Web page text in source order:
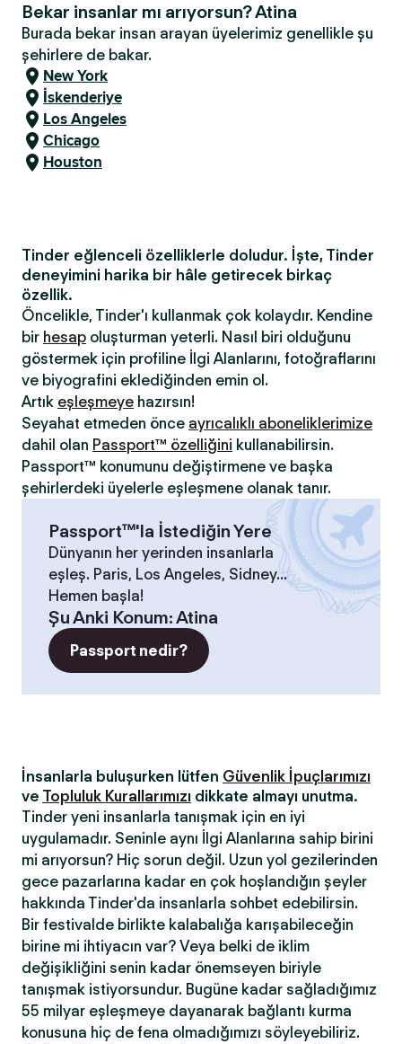
Bekar insanlar mı arıyorsun? Atina
Burada bekar insan arayan üyelerimiz genellikle şu
şehirlere de bakar.
New York
İskenderiye
Los Angeles
Chicago
Houston
Tinder eğlenceli özelliklerle doludur. İşte, Tinder
deneyimini harika bir hâle getirecek birkaç
özellik.
Öncelikle, Tinder'ı kullanmak çok kolaydır. Kendine
bir hesap oluşturman yeterli. Nasıl biri olduğunu
göstermek için profiline İlgi Alanlarını, fotoğraflarını
ve biyografini eklediğinden emin ol.
Artık eşleşmeye hazırsın!
Seyahat etmeden önce ayrıcalıklı aboneliklerimize
dahil olan Passport™ özelliğini kullanabilirsin.
Passport™ konumunu değiştirmene ve başka
şehirlerdeki üyelerle eşleşmene olanak tanır.
Passport™'la İstediğin Yere
Dünyanın her yerinden insanlarla
eşleş. Paris, Los Angeles, Sidney...
Hemen başla!
Şu Anki Konum:Atina
Passport nedir?
İnsanlarla buluşurken lütfen Güvenlik İpuçlarımızı
ve Topluluk Kurallarımızı dikkate almayı unutma.
Tinder yeni insanlarla tanışmak için en iyi
uygulamadır. Seninle aynı İlgi Alanlarına sahip birini
mi arıyorsun? Hiç sorun değil. Uzun yol gezilerinden
gece pazarlarına kadar en çok hoşlandığın şeyler
hakkında Tinder'da insanlarla sohbet edebilirsin.
Bir festivalde birlikte kalabalığa karışabileceğin
birine mi ihtiyacın var? Veya belki de iklim
değişikliğini senin kadar önemseyen biriyle
tanışmak istiyorsundur. Bugüne kadar sağladığımız
55 milyar eşleşmeye dayanarak bağlantı kurma
konusuna hiç de fena olmadığımızı söyleyebiliriz.